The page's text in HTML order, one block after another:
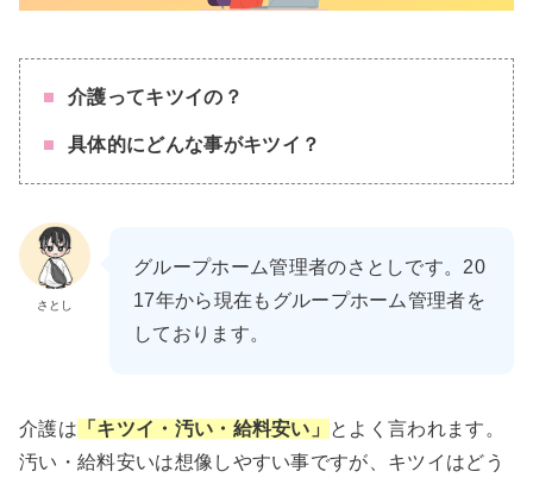
介護ってキツイの？
具体的にどんな事がキツイ？
さとし
グループホーム管理者のさとしです。20
17年から現在もグループホーム管理者を
しております。
介護は 「キツイ・汚い・給料安い」
とよく言われます。
汚い・給料安いは想像しやすい事ですが、キツイはどう